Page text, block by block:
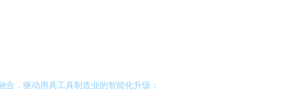
，驱动用具工具制造业的智能化升级：